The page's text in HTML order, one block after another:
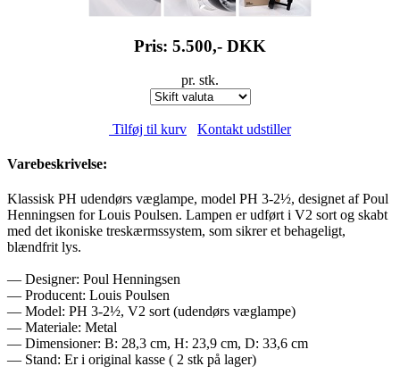
Pris: 5.500,- DKK
pr. stk.
Tilføj til kurv Kontakt udstiller
Varebeskrivelse:
Klassisk PH udendørs væglampe, model PH 3-2½, designet af Poul
Henningsen for Louis Poulsen. Lampen er udført i V2 sort og skabt
med det ikoniske treskærmssystem, som sikrer et behageligt,
blændfrit lys.
— Designer: Poul Henningsen
— Producent: Louis Poulsen
— Model: PH 3-2½, V2 sort (udendørs væglampe)
— Materiale: Metal
— Dimensioner: B: 28,3 cm, H: 23,9 cm, D: 33,6 cm
— Stand: Er i original kasse ( 2 stk på lager)